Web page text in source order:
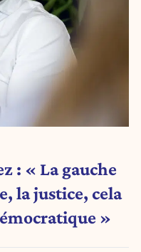
: « La gauche
la justice, cela
»